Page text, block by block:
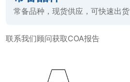
常备品种，现货供应，可快速出货
联系我们顾问获取COA报告